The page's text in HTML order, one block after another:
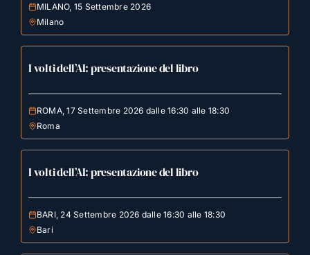
MILANO, 15 Settembre 2026
Milano
I volti dell’AI: presentazione del libro
ROMA, 17 Settembre 2026 dalle 16:30 alle 18:30
Roma
I volti dell’AI: presentazione del libro
BARI, 24 Settembre 2026 dalle 16:30 alle 18:30
Bari